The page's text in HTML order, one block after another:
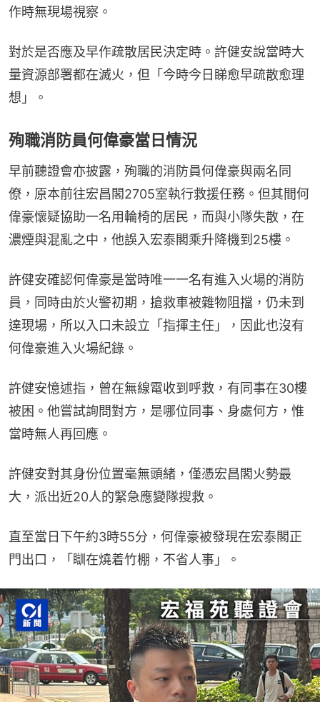
作時無現場視察。
對於是否應及早作疏散居民決定時。許健安說當時大
量資源部署都在滅火，但「今時今日睇愈早疏散愈理
想」。
殉職消防員何偉豪當日情況
早前聽證會亦披露，殉職的消防員何偉豪與兩名同
僚，原本前往宏昌閣2705室執行救援任務。但其間何
偉豪懷疑協助一名用輪椅的居民，而與小隊失散，在
濃煙與混亂之中，他誤入宏泰閣乘升降機到25樓。
許健安確認何偉豪是當時唯一一名有進入火場的消防
員，同時由於火警初期，搶救車被雜物阻擋，仍未到
達現場，所以入口未設立「指揮主任」，因此也沒有
何偉豪進入火場紀錄。
許健安憶述指，曾在無線電收到呼救，有同事在30樓
被困。他嘗試詢問對方，是哪位同事、身處何方，惟
當時無人再回應。
許健安對其身份位置毫無頭緒，僅憑宏昌閣火勢最
大，派出近20人的緊急應變隊搜救。
直至當日下午約3時55分，何偉豪被發現在宏泰閣正
門出口，「瞓在燒着竹棚，不省人事」。